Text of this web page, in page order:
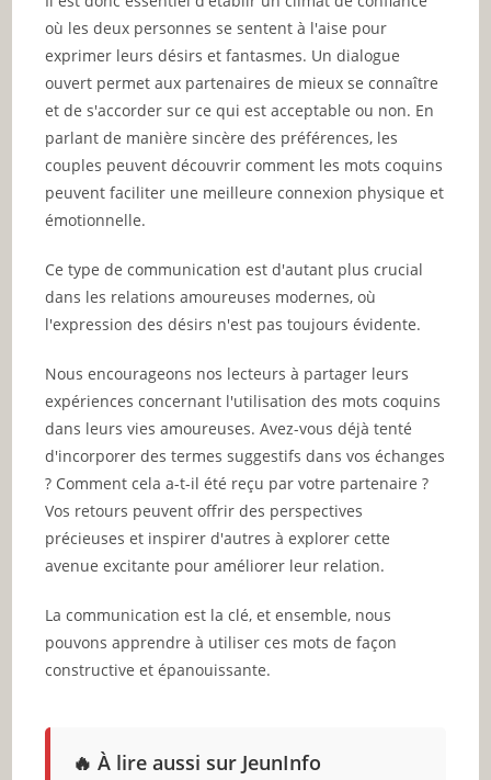
où les deux personnes se sentent à l'aise pour
exprimer leurs désirs et fantasmes. Un dialogue
ouvert permet aux partenaires de mieux se connaître
et de s'accorder sur ce qui est acceptable ou non. En
parlant de manière sincère des préférences, les
couples peuvent découvrir comment les mots coquins
peuvent faciliter une meilleure connexion physique et
émotionnelle.
Ce type de communication est d'autant plus crucial
dans les relations amoureuses modernes, où
l'expression des désirs n'est pas toujours évidente.
Nous encourageons nos lecteurs à partager leurs
expériences concernant l'utilisation des mots coquins
dans leurs vies amoureuses. Avez-vous déjà tenté
d'incorporer des termes suggestifs dans vos échanges
? Comment cela a-t-il été reçu par votre partenaire ?
Vos retours peuvent offrir des perspectives
précieuses et inspirer d'autres à explorer cette
avenue excitante pour améliorer leur relation.
La communication est la clé, et ensemble, nous
pouvons apprendre à utiliser ces mots de façon
constructive et épanouissante.
🔥 À lire aussi sur JeunInfo